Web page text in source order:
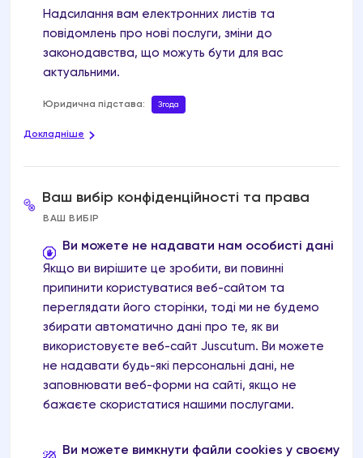
Надсилання вам електронних листів та
повідомлень про нові послуги, зміни до
законодавства, що можуть бути для вас
актуальними.
Юридична підстава: Згода
Докладніше
Згода
Ви дали чітку згоду на обробку ваших
персональних даних з певною метою.
Ви можете передумати!
Якщо ви раніше давали згоду на обробку ваших
даних, ви можете вільно відкликати таку згоду в
будь-який час. Ви можете зробити це,
надіславши нам електронного листа на
office@juscutum.com
Якщо ви дійсно відкликаєте свою згоду, і якщо
обробки вашої інформації, ми припинимо
Ваш вибір конфіденційності та права
ВАШ ВИБІР
Якщо ви вирішите це зробити, ви повинні
припинити користуватися веб-сайтом та
переглядати його сторінки, тоді ми не будемо
збирати автоматично дані про те, як ви
використовуєте веб-сайт Juscutum. Ви можете
не надавати будь-які персональні дані, не
заповнювати веб-форми на сайті, якщо не
бажаєте скористатися нашими послугами.
Ви можете не надавати нам особисті дані
Ви можете вимкнути файли cookies у своєму